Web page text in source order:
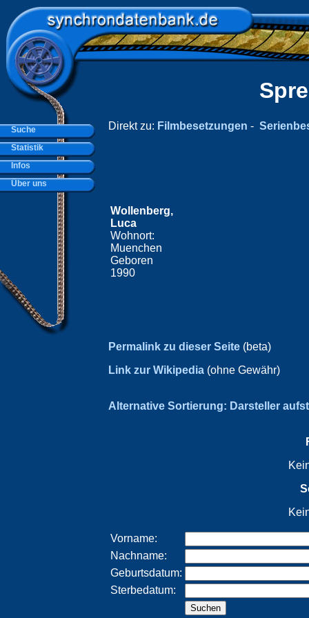
Direkt zu: Filmbesetzungen -
Wollenberg,
Luca
Wohnort:
Muenchen
Geboren
1990
Permalink zu dieser Seite (beta)
Link zur Wikipedia (ohne Gewähr)
Alternative Sortierung: Darsteller
Vorname:
Nachname:
Geburtsdatum:
Sterbedatum:
Suche
Statistik
Infos
Über uns